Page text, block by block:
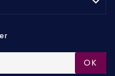
OK